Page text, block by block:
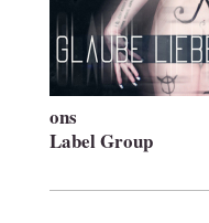
ons
Label Group